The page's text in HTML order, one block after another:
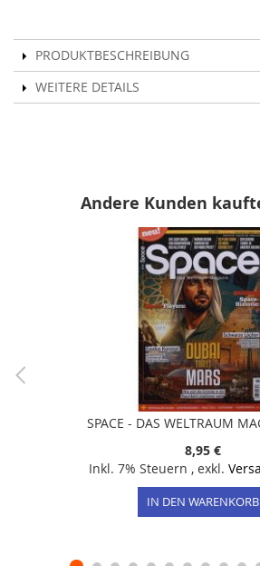
PRODUKTBESCHREIBUNG
WEITERE DETAILS
Andere Kunden
SPACE - DAS WELTRAUM
8,95 €
Inkl. 7% Steuern , exkl.
IN DEN WARENKORB